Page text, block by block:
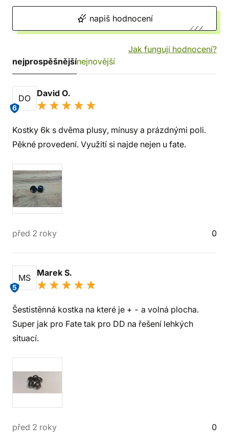
napiš hodnocení
Jak fungují hodnocení?
nejprospěšnějšínejnovější
DO
6
David O.
Kostky 6k s dvěma plusy, mínusy a prázdnými poli.
Pěkné provedení. Využití si najde nejen u fate.
před 2 roky 0
MS
5
Marek S.
Šestistěnná kostka na které je + - a volná plocha.
Super jak pro Fate tak pro DD na řešení lehkých
situací.
před 2 roky 0